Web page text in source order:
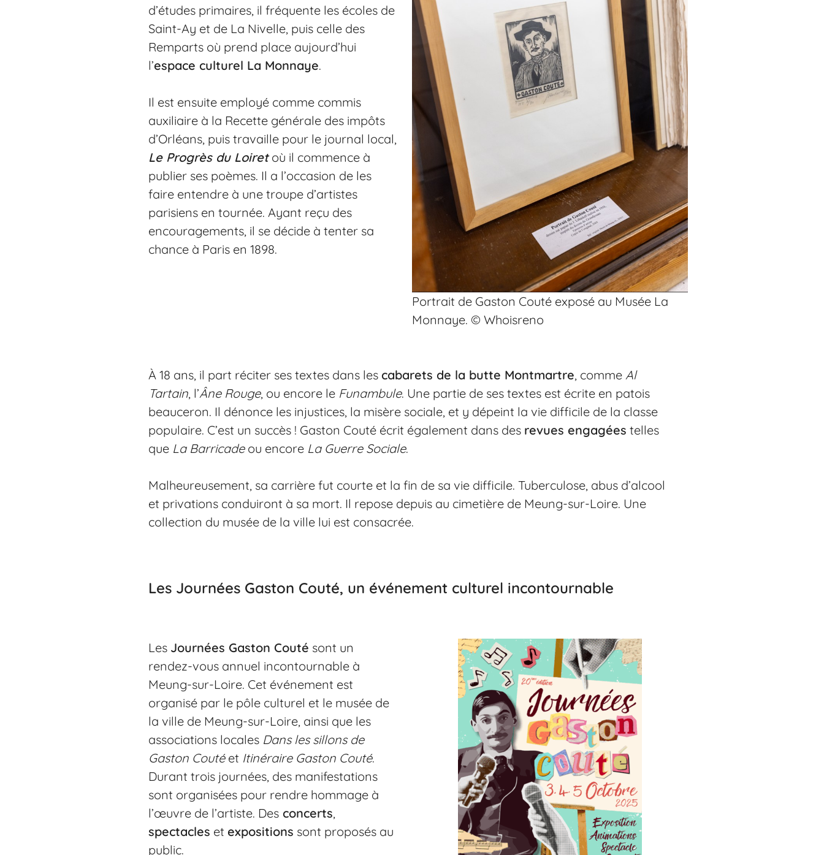
d’études primaires, il fréquente les écoles de
Saint-Ay et de La Nivelle, puis celle des
Remparts où prend place aujourd’hui
l’espace culturel La Monnaye.
Il est ensuite employé comme commis
auxiliaire à la Recette générale des impôts
d’Orléans, puis travaille pour le journal local,
Le Progrès du Loiretoù il commence à
publier ses poèmes. Il a l’occasion de les
faire entendre à une troupe d’artistes
parisiens en tournée. Ayant reçu des
encouragements, il se décide à tenter sa
chance à Paris en 1898.
Portrait de Gaston Couté exposé au Musée La
Monnaye. © Whoisreno
À 18 ans, il part réciter ses textes dans les cabarets de la butte Montmartre, comme Al
Tartain, l’Âne Rouge, ou encore le Funambule. Une partie de ses textes est écrite en patois
beauceron. Il dénonce les injustices, la misère sociale, et y dépeint la vie difficile de la classe
populaire. C’est un succès ! Gaston Couté écrit également dans des revues engagées telles
que La Barricadeou encore La Guerre Sociale.
Malheureusement, sa carrière fut courte et la fin de sa vie difficile. Tuberculose, abus d’alcool
et privations conduiront à sa mort. Il repose depuis au cimetière de Meung-sur-Loire. Une
collection du musée de la ville lui est consacrée.
Les Journées Gaston Couté, un événement culturel incontournable
Les Journées Gaston Couté sont un
rendez-vous annuel incontournable à
Meung-sur-Loire. Cet événement est
organisé par le pôle culturel et le musée de
la ville de Meung-sur-Loire, ainsi que les
associations locales Dans les sillons de
Gaston Couté et Itinéraire Gaston Couté.
Durant trois journées, des manifestations
sont organisées pour rendre hommage à
l’œuvre de l’artiste. Des concerts,
spectacles et expositions sont proposés au
public.